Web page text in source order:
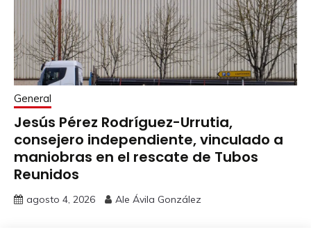
General
Jesús Pérez Rodríguez-Urrutia,
consejero independiente, vinculado a
maniobras en el rescate de Tubos
Reunidos
agosto 4, 2026 Ale Ávila González